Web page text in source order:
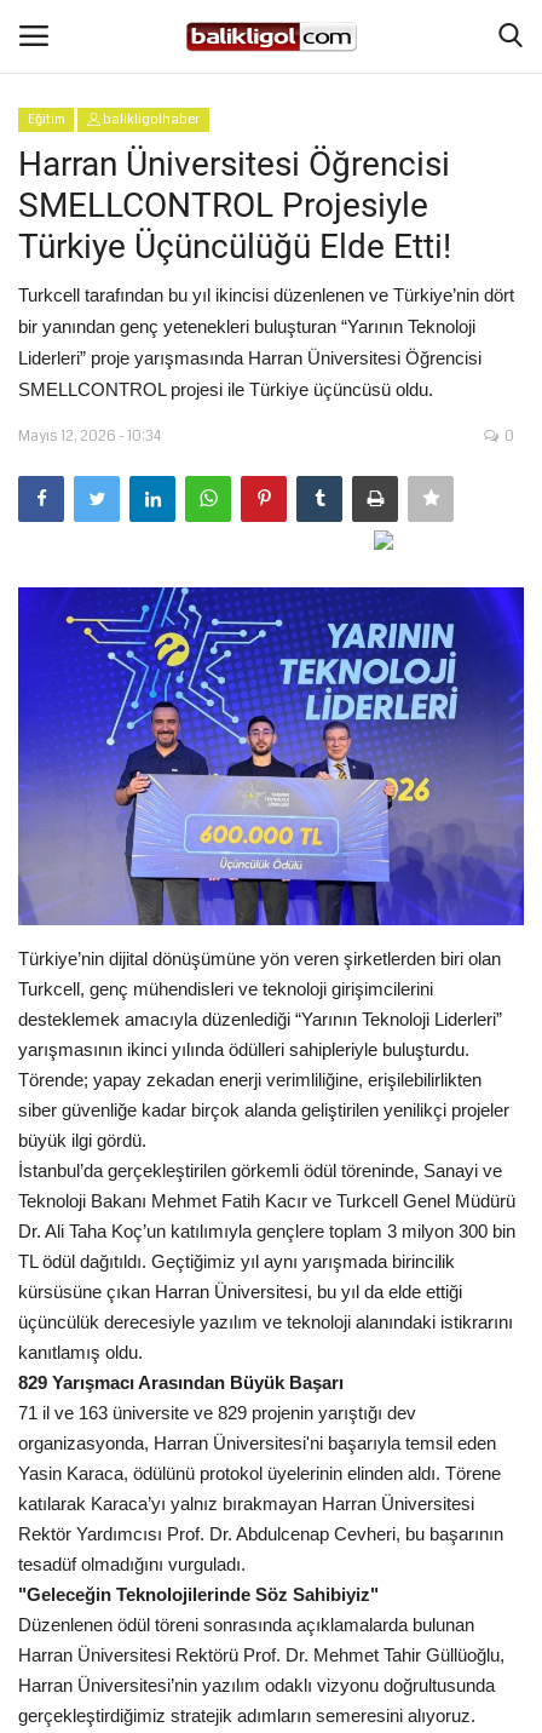
Giriş Yap
Anasayfa
Magazin
Şanlıurfa
Spor
Gündem
Tekno Bilim
Ekonomi
Siyaset
Yaşam
Künye
Sağlık
İletişim
Kültür Sanat
Eğitim balikligolhaber
Harran Üniversitesi Öğrencisi
SMELLCONTROL Projesiyle
Türkiye Üçüncülüğü Elde Etti!
Turkcell tarafından bu yıl ikincisi düzenlenen ve Türkiye’nin dört
bir yanından genç yetenekleri buluşturan “Yarının Teknoloji
Liderleri” proje yarışmasında Harran Üniversitesi Öğrencisi
SMELLCONTROL projesi ile Türkiye üçüncüsü oldu.
Mayıs 12, 2026 - 10:34 0
Türkiye’nin dijital dönüşümüne yön veren şirketlerden biri olan
Turkcell, genç mühendisleri ve teknoloji girişimcilerini
desteklemek amacıyla düzenlediği “Yarının Teknoloji Liderleri”
yarışmasının ikinci yılında ödülleri sahipleriyle buluşturdu.
Törende; yapay zekadan enerji verimliliğine, erişilebilirlikten
siber güvenliğe kadar birçok alanda geliştirilen yenilikçi projeler
büyük ilgi gördü.
İstanbul’da gerçekleştirilen görkemli ödül töreninde, Sanayi ve
Teknoloji Bakanı Mehmet Fatih Kacır ve Turkcell Genel Müdürü
Dr. Ali Taha Koç’un katılımıyla gençlere toplam 3 milyon 300 bin
TL ödül dağıtıldı. Geçtiğimiz yıl aynı yarışmada birincilik
kürsüsüne çıkan Harran Üniversitesi, bu yıl da elde ettiği
üçüncülük derecesiyle yazılım ve teknoloji alanındaki istikrarını
kanıtlamış oldu.
829 Yarışmacı Arasından Büyük Başarı
71 il ve 163 üniversite ve 829 projenin yarıştığı dev
organizasyonda, Harran Üniversitesi'ni başarıyla temsil eden
Yasin Karaca, ödülünü protokol üyelerinin elinden aldı. Törene
katılarak Karaca’yı yalnız bırakmayan Harran Üniversitesi
Rektör Yardımcısı Prof. Dr. Abdulcenap Cevheri, bu başarının
tesadüf olmadığını vurguladı.
"Geleceğin Teknolojilerinde Söz Sahibiyiz"
Düzenlenen ödül töreni sonrasında açıklamalarda bulunan
Harran Üniversitesi Rektörü Prof. Dr. Mehmet Tahir Güllüoğlu,
Harran Üniversitesi’nin yazılım odaklı vizyonu doğrultusunda
gerçekleştirdiğimiz stratejik adımların semeresini alıyoruz.